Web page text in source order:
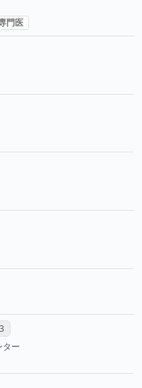
門医
ニケーション・タイプ投票数
ュニケーション・タイプ投票数
3
ター